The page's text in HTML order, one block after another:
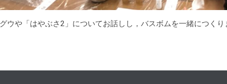
ウや「はやぶさ2」についてお話しし，バスボムを一緒につくり